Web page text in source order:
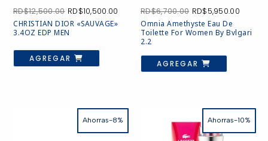
RD$12,500.00 El
precio
original
RD$12,500.00.
RD$10,500.00
precio
actual
CHRISTIAN DIOR «SAUVAGE»
3.4OZ EDP MEN
AGREGAR
RD$6,700.00 El
precio
original
RD$5,950.00El
actual
es:
Omnia Amethyste Eau De
Toilette For Women By Bvlgari
2.2
AGREGAR
Ahorras-8% Ahorras-10%